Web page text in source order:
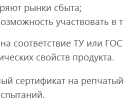
рынки сбыта;
участвовать в
соответствие ТУ или
свойств продукта.
сертификат на